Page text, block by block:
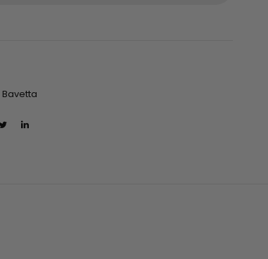
Bavetta